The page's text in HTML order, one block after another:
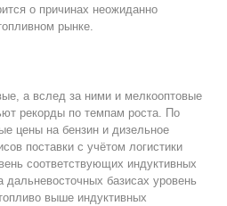
о причинах неожиданно
рынке.
а вслед за ними и мелкооптовые
рекорды по темпам роста. По
цены на бензин и дизельное
поставки с учётом логистики
соответствующих индуктивных
базисах уровень
выше индуктивных